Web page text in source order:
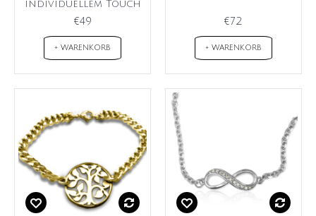
individuellem Touch
€49
+ WARENKORB
€72
+ WARENKORB